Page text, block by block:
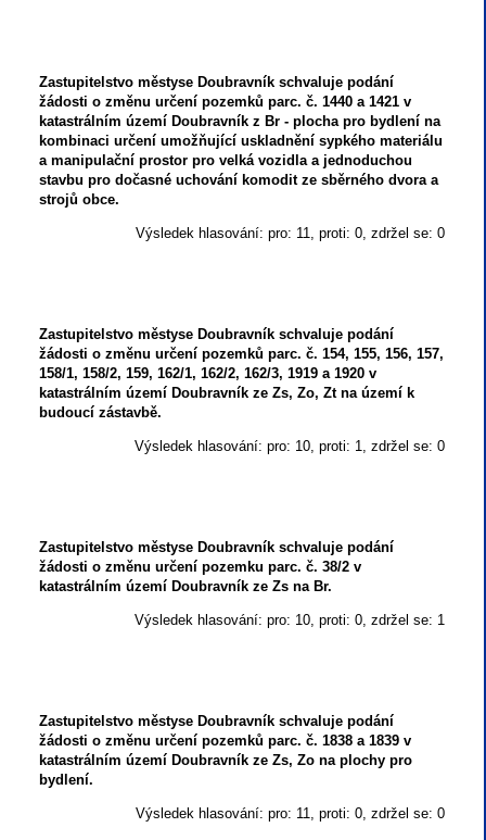
Zastupitelstvo městyse Doubravník schvaluje podání
žádosti o změnu určení pozemků parc. č. 1440 a 1421 v
katastrálním území Doubravník z Br - plocha pro bydlení na
kombinaci určení umožňující uskladnění sypkého materiálu
a manipulační prostor pro velká vozidla a jednoduchou
stavbu pro dočasné uchování komodit ze sběrného dvora a
strojů obce.
Výsledek hlasování: pro: 11, proti: 0, zdržel se: 0
Zastupitelstvo městyse Doubravník schvaluje podání
žádosti o změnu určení pozemků parc. č. 154, 155, 156, 157,
158/1, 158/2, 159, 162/1, 162/2, 162/3, 1919 a 1920 v
katastrálním území Doubravník ze Zs, Zo, Zt na území k
budoucí zástavbě.
Výsledek hlasování: pro: 10, proti: 1, zdržel se: 0
Zastupitelstvo městyse Doubravník schvaluje podání
žádosti o změnu určení pozemku parc. č. 38/2 v
katastrálním území Doubravník ze Zs na Br.
Výsledek hlasování: pro: 10, proti: 0, zdržel se: 1
Zastupitelstvo městyse Doubravník schvaluje podání
žádosti o změnu určení pozemků parc. č. 1838 a 1839 v
katastrálním území Doubravník ze Zs, Zo na plochy pro
bydlení.
Výsledek hlasování: pro: 11, proti: 0, zdržel se: 0